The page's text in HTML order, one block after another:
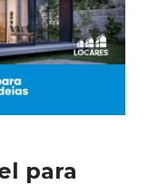
para